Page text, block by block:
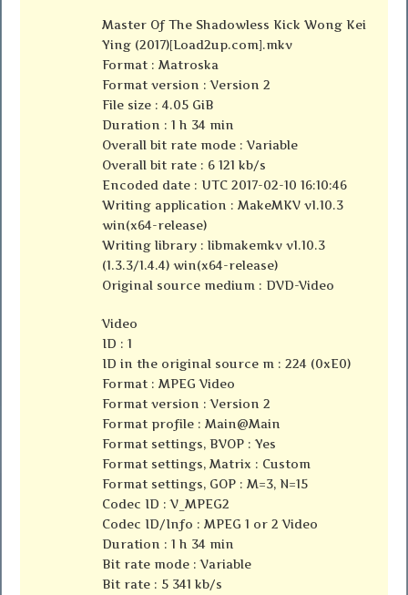
Master Of The Shadowless Kick Wong Kei
Ying (2017)[Load2up.com].mkv
Format : Matroska
Format version : Version 2
File size : 4.05 GiB
Duration : 1 h 34 min
Overall bit rate mode : Variable
Overall bit rate : 6 121 kb/s
Encoded date : UTC 2017-02-10 16:10:46
Writing application : MakeMKV v1.10.3
win(x64-release)
Writing library : libmakemkv v1.10.3
(1.3.3/1.4.4) win(x64-release)
Original source medium : DVD-Video
Video
ID : 1
ID in the original source m : 224 (0xE0)
Format : MPEG Video
Format version : Version 2
Format profile : Main@Main
Format settings, BVOP : Yes
Format settings, Matrix : Custom
Format settings, GOP : M=3, N=15
Codec ID : V_MPEG2
Codec ID/Info : MPEG 1 or 2 Video
Duration : 1 h 34 min
Bit rate mode : Variable
Bit rate : 5 341 kb/s